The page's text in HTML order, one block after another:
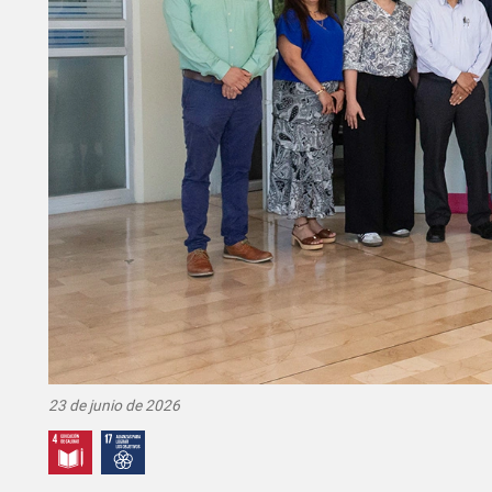
23 de junio de 2026